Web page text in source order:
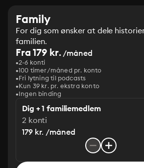
Family
For dig som ønsker at dele
familien.
Fra 179 kr./måned
2-6 konti
100 timer/måned pr. konto
Fri lytning til podcasts
Kun 39 kr. pr. ekstra konto
Ingen binding
Dig + 1 familiemedlem
2 konti
179 kr. /måned